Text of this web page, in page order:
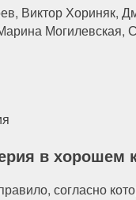
Виктор Хориняк,
в хорошем
согласно